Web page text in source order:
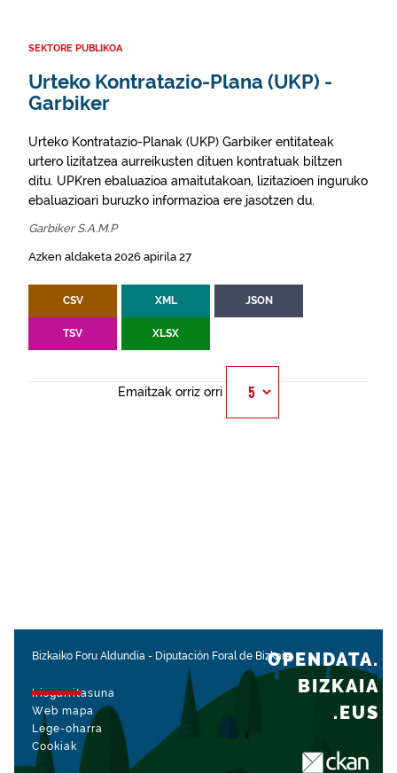
SEKTORE PUBLIKOA
Urteko Kontratazio-Plana (UKP) -
Garbiker
Urteko Kontratazio-Planak (UKP) Garbiker entitateak
urtero lizitatzea aurreikusten dituen kontratuak biltzen
ditu. UPKren ebaluazioa amaitutakoan, lizitazioen inguruko
ebaluazioari buruzko informazioa ere jasotzen du.
Garbiker S.A.M.P
Azken aldaketa 2026 apirila 27
CSV XML JSON
TSV XLSX
Emaitzak orriz orri
Bizkaiko Foru Aldundia - Diputación Foral de Bizkaia
Irisgarritasuna
Web mapa
Lege-oharra
Cookiak
OPENDATA.
BIZKAIA
.EUS